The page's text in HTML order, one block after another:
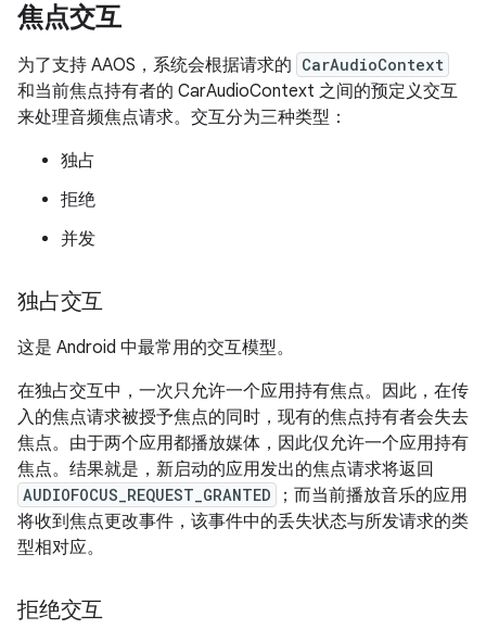
焦点交互
为了支持 AAOS，系统会根据请求的 CarAudioContext
和当前焦点持有者的 CarAudioContext 之间的预定义交互
来处理音频焦点请求。交互分为三种类型：
独占
拒绝
并发
独占交互
这是 Android 中最常用的交互模型。
在独占交互中，一次只允许一个应用持有焦点。 因此，在传
入的焦点请求被授予焦点的同时，现有的焦点持有者会失去
焦点。由于两个应用都播放媒体，因此仅允许一个应用持有
焦点。结果就是，新启动的应用发出的焦点请求将返回
AUDIOFOCUS_REQUEST_GRANTED
；而当前播放音乐的应用
将收到焦点更改事件，该事件中的丢失状态与所发请求的类
型相对应。
拒绝交互